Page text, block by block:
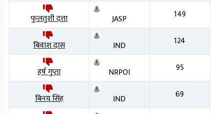
फुलतुशी दत्ता JASP 149
बिवाश दास IND 124
हर्ष गुप्ता NRPOI 95
बिनय सिंह IND 69